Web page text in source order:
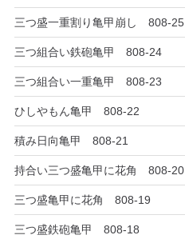
三つ盛一重割り亀甲崩し 808-25
三つ組合い鉄砲亀甲 808-24
三つ組合い一重亀甲 808-23
ひしやもん亀甲 808-22
積み日向亀甲 808-21
持合い三つ盛亀甲に花角 808-20
三つ盛亀甲に花角 808-19
三つ盛鉄砲亀甲 808-18